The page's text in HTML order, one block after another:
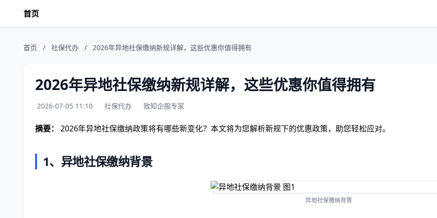
首页
首页 / 社保代办 / 2026年异地社保缴纳新规详解，这些优惠你值得拥有
2026年异地社保缴纳新规详解，这些优惠你值得拥有
2026-07-05 11:10 社保代办 致知企服专家
摘要： 2026年异地社保缴纳政策将有哪些新变化？本文将为您解析新规下的优惠政策，助您轻松应对。
1、异地社保缴纳背景
异地社保缴纳背景